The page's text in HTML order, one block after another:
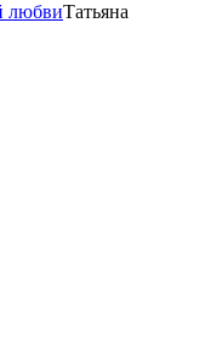
любвиТатьяна